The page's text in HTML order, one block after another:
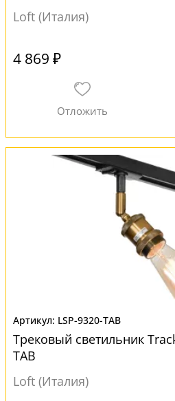
Loft (Италия)
4 869 ₽
LSP-9320-TAB
Трековый светильник
TAB
Loft (Италия)